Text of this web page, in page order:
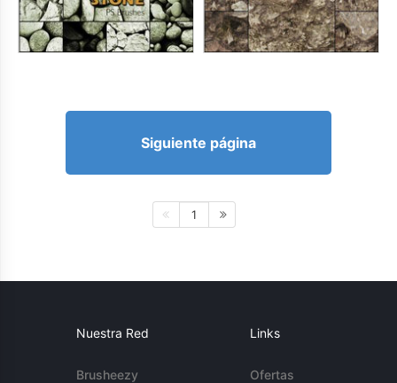
Siguiente página
1
Nuestra Red
Brusheezy
Links
Ofertas